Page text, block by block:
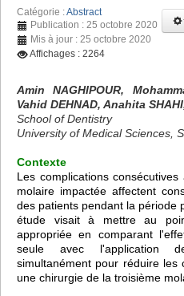
Catégorie :Abstract
Publication : 25 octobre 2020
Mis à jour : 25 octobre 2020
Affichages : 2264
Amin NAGHIPOUR,
Vahid DEHNAD, Anahita
School of Dentistry
University of Medical Sciences,
Contexte
Les complications
molaire impactée affectent
des patients pendant la période
étude visait à mettre au
appropriée en comparant
seule avec l'application
simultanément pour réduire les
une chirurgie de la troisième